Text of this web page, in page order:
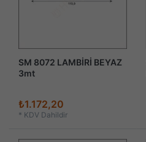
SM 8072 LAMBİRİ BEYAZ
3mt
₺1.172,20
* KDV Dahildir